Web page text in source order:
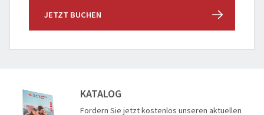
JETZT BUCHEN
KATALOG
Fordern Sie jetzt kostenlos unseren aktuellen